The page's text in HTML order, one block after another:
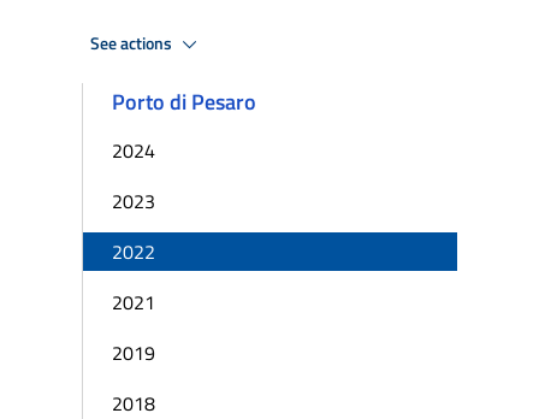
See actions
Porto di Pesaro
2024
2023
2022
2021
2019
2018